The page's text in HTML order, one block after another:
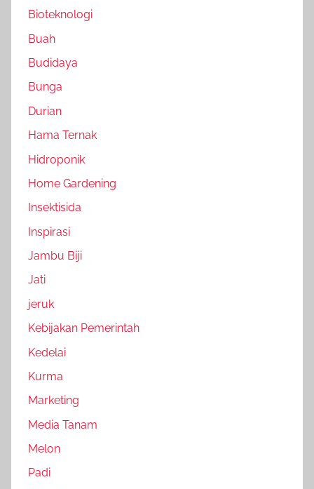
Bioteknologi
Buah
Budidaya
Bunga
Durian
Hama Ternak
Hidroponik
Home Gardening
Insektisida
Inspirasi
Jambu Biji
Jati
jeruk
Kebijakan Pemerintah
Kedelai
Kurma
Marketing
Media Tanam
Melon
Padi